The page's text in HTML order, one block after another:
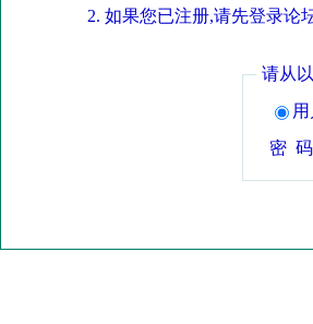
如果您已注册,请先登录论
请从
密 码